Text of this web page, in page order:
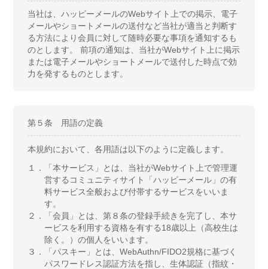
当社は、ハッピーメールのWebサイト上での掲示、電子
メールやショートメールの送付など当社が適当と判断す
る方法により会員に対して随時必要な事項を通知するも
のとします。 前項の通知は、当社がWebサイト上に掲示
または電子メールやショートメールで送付した時点で効
力を発するものとします。
第５条 用語の定義
本規約において、各用語は以下のように定義します。
１．
「本サービス」とは、当社がWebサイト上で管理運
営するコミュニティサイト「ハッピーメール」の有
料サービス全般および付帯するサービスをいいま
す。
２．
「会員」とは、第８条の登録手続きを完了し、本サ
ービスを利用する資格を有する18歳以上（高校生は
除く。）の個人をいいます。
３．
「パスキー」とは、WebAuthn/FIDO2規格に基づく
パスワードレス認証方法を指し、生体認証（指紋・